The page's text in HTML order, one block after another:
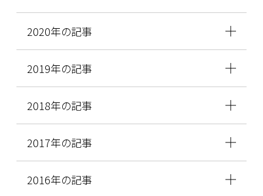
2020年の記事
2019年の記事
2018年の記事
2017年の記事
2016年の記事